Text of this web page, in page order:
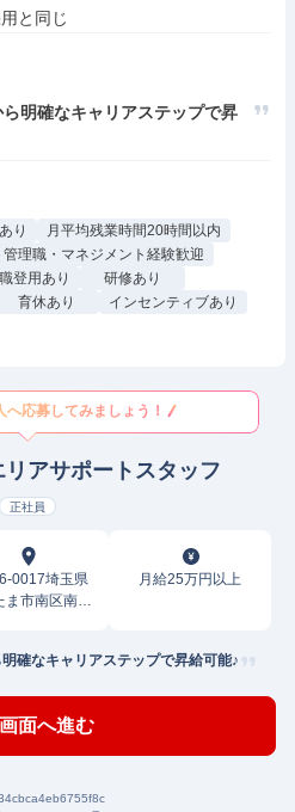
ら明確なキャリアステップで昇
り
月平均残業時間20時間以内
管理職・マネジメント経験歓迎
登用あり
研修あり
育休あり
インセンティブあり
へ応募してみましょう！
アサポートスタッフ
正社員
0017埼玉県
ま市南区南浦
月給25万円以上
確なキャリアステップで昇給可能♪
面へ進む